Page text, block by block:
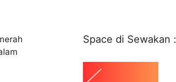
Space di Sewakan :